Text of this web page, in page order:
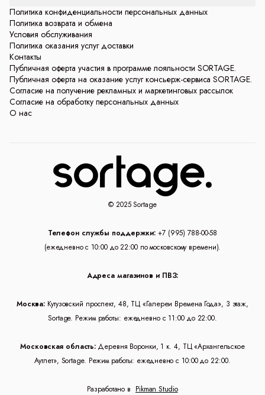
Политика конфиденциальности персональных данных
Политика возврата и обмена
Условия обслуживания
Политика оказания услуг доставки
Контакты
Публичная оферта участия в программе лояльности SORTAGE.
Публичная оферта на оказание услуг консьерж-сервиса SORTAGE.
Согласие на получение рекламных и маркетинговых рассылок
Согласие на обработку персональных данных
О нас
© 2025 Sortage
Телефон службы поддержки: +7 (995) 788-00-58
(ежедневно с 10:00 до 22:00 по московскому времени).
Адреса магазинов и ПВЗ:
Москва: Кутузовский проспект, 48, ТЦ «Галереи Времена Года», 3 этаж,
Sortage. Режим работы: ежедневно с 11:00 до 22:00.
Московская область: Деревня Воронки, 1 к. 4, ТЦ «Архангельское
Аутлет», Sortage. Режим работы: ежедневно с 10:00 до 22:00.
Разработано в Pikman Studio